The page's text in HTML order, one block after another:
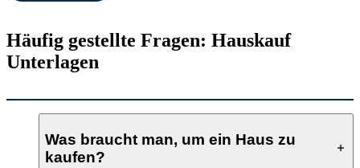
Häufig gestellte Fragen: Hauskauf
Unterlagen
Was braucht man, um ein Haus zu
kaufen?